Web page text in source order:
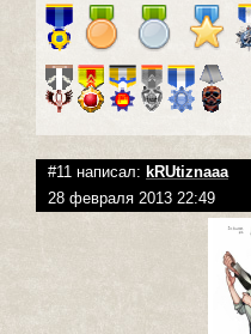
#11 написал: kRUtiznaaa
28 февраля 2013 22:49